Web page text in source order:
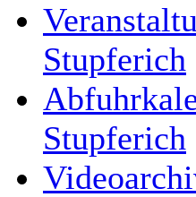
Stupferich
Stupferich